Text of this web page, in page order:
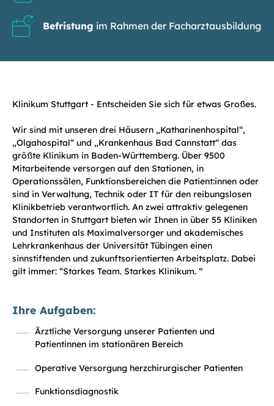
Befristung im Rahmen der Facharztausbildung
Klinikum Stuttgart - Entscheiden Sie sich für etwas Großes.
Wir sind mit unseren drei Häusern „Katharinenhospital“,
„Olgahospital“ und „Krankenhaus Bad Cannstatt“ das
größte Klinikum in Baden-Württemberg. Über 9500
Mitarbeitende versorgen auf den Stationen, in
Operationssälen, Funktionsbereichen die Patient:innen oder
sind in Verwaltung, Technik oder IT für den reibungslosen
Klinikbetrieb verantwortlich. An zwei attraktiv gelegenen
Standorten in Stuttgart bieten wir Ihnen in über 55 Kliniken
und Instituten als Maximalversorger und akademisches
Lehrkrankenhaus der Universität Tübingen einen
sinnstiftenden und zukunftsorientierten Arbeitsplatz. Dabei
gilt immer: “Starkes Team. Starkes Klinikum. “
Ihre Aufgaben:
Ärztliche Versorgung unserer Patienten und
Patientinnen im stationären Bereich
Operative Versorgung herzchirurgischer Patienten
Funktionsdiagnostik